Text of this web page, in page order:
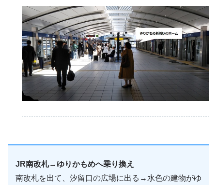
JR南改札→ゆりかもめへ乗り換え
南改札を出て、汐留口の広場に出る→水色の建物がゆ